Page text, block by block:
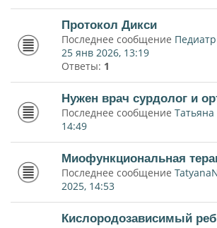
Протокол Дикси
Последнее сообщение
25 янв 2026, 13:19
Ответы: 1
Нужен врач сурдолог и
Последнее сообщение Татьяна
14:49
Миофункциональная
Последнее сообщение
2025, 14:53
Кислородозависимый